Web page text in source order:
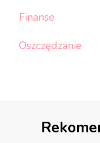
Finanse
Oszczędzanie